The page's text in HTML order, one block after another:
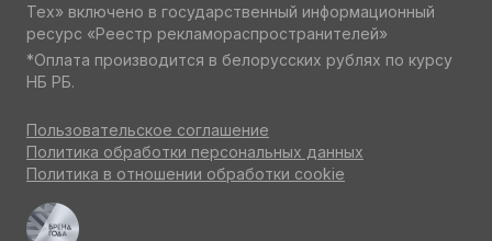
Тех» включено в государственный информационный
ресурс «Реестр рекламораспространителей»
*Оплата производится в белорусских рублях по курсу
НБ РБ.
Пользовательское соглашение
Политика обработки персональных данных
Политика в отношении обработки cookie